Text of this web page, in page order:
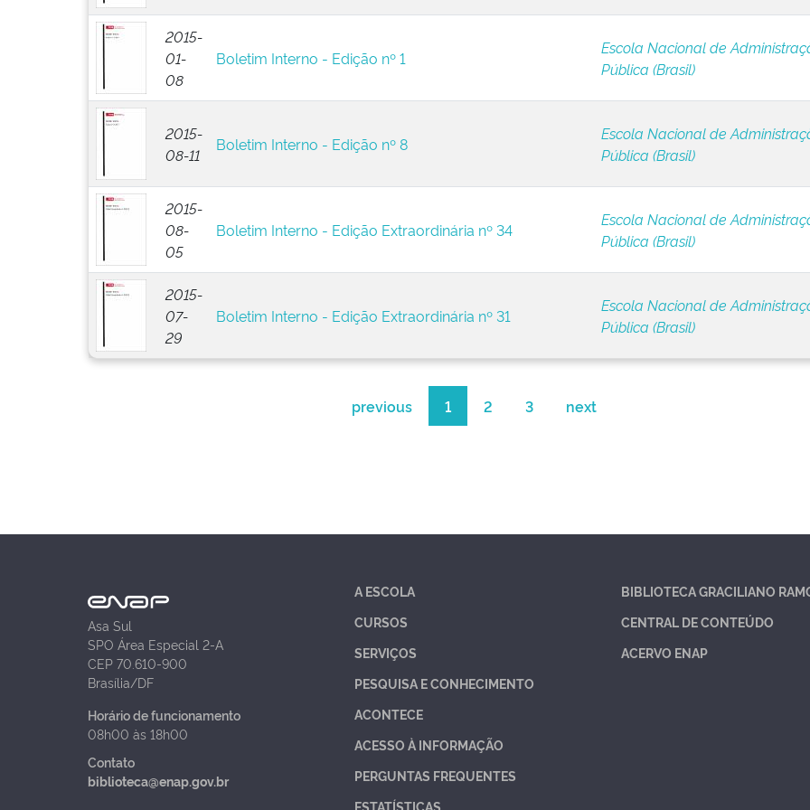
2015-
01-
08
Boletim Interno - Edição nº 1
Escola Nacional de
Pública (Brasil)
2015-
08-11
Boletim Interno - Edição nº 8
Escola Nacional de
Pública (Brasil)
2015-
08-
05
Boletim Interno - Edição Extraordinária nº 34
Escola Nacional de
Pública (Brasil)
2015-
07-
29
Boletim Interno - Edição Extraordinária nº 31
Escola Nacional de
Pública (Brasil)
previous 1 2 3 next
Asa Sul
SPO Área Especial 2-A
CEP 70.610-900
Brasília/DF
Horário de funcionamento
08h00 às 18h00
Contato
biblioteca@enap.gov.br
A ESCOLA
CURSOS
SERVIÇOS
PESQUISA E CONHECIMENTO
ACONTECE
ACESSO À INFORMAÇÃO
PERGUNTAS FREQUENTES
ESTATÍSTICAS
BIBLIOTECA GRACILIANO
CENTRAL DE CONTEÚDO
ACERVO ENAP